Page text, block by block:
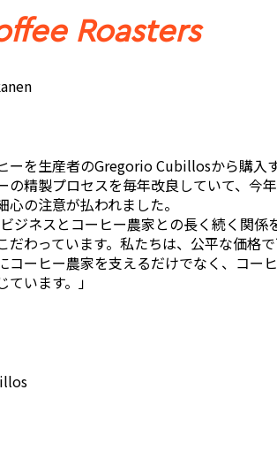
Roasters
ーを生産者のGregorio Cubillosから購入
の精製プロセスを毎年改良していて、今
の注意が払われました。
ジネスとコーヒー農家との長く続く関係
だわっています。私たちは、公平な価格
コーヒー農家を支えるだけでなく、コー
います。」